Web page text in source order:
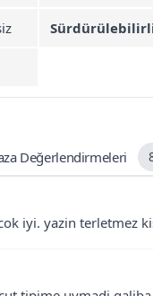
Değerlendirmeleri
iyi. yazin terletmez